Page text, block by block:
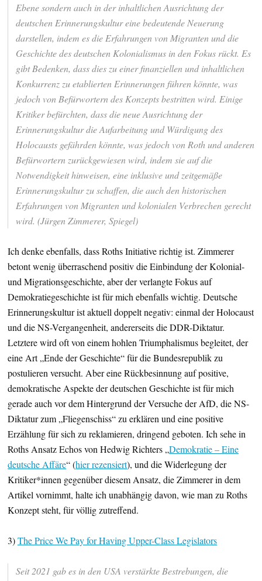
Ebene sondern auch in der inhaltlichen Ausrichtung der
deutschen Erinnerungskultur eine bedeutende Neuerung
darstellen, indem es die Erfahrungen von Migranten und die
Geschichte des deutschen Kolonialismus in den Fokus rückt. Es
gibt Bedenken, dass dies zu einer finanziellen und inhaltlichen
Konkurrenz zu etablierten Erinnerungen führen könnte, was
jedoch von Befürwortern des Konzepts bestritten wird. Einige
Kritiker befürchten, dass die neue Ausrichtung der
Erinnerungskultur die Aufarbeitung und Würdigung des
Holocausts gefährden könnte, was jedoch von Roth und anderen
Befürwortern zurückgewiesen wird, indem sie auf die
Notwendigkeit hinweisen, eine inklusive und zeitgemäße
Erinnerungskultur zu schaffen, die auch den historischen
Erfahrungen von Migranten und kolonialen Verbrechen gerecht
wird. (Jürgen Zimmerer, Spiegel)
Ich denke ebenfalls, dass Roths Initiative richtig ist. Zimmerer
betont wenig überraschend positiv die Einbindung der Kolonial-
und Migrationsgeschichte, aber der verlangte Fokus auf
Demokratiegeschichte ist für mich ebenfalls wichtig. Deutsche
Erinnerungskultur ist aktuell doppelt negativ: einmal der Holocaust
und die NS-Vergangenheit, andererseits die DDR-Diktatur.
Letztere wird oft von einem hohlen Triumphalismus begleitet, der
eine Art „Ende der Geschichte“ für die Bundesrepublik zu
postulieren versucht. Aber eine Rückbesinnung auf positive,
demokratische Aspekte der deutschen Geschichte ist für mich
gerade auch vor dem Hintergrund der Versuche der AfD, die NS-
Diktatur zum „Fliegenschiss“ zu erklären und eine positive
Erzählung für sich zu reklamieren, dringend geboten. Ich sehe in
Roths Ansatz Echos von Hedwig Richters „Demokratie – Eine
deutsche Affäre“ (hier rezensiert), und die Widerlegung der
Kritiker*innen gegenüber diesem Ansatz, die Zimmerer in dem
Artikel vornimmt, halte ich unabhängig davon, wie man zu Roths
Konzept steht, für völlig zutreffend.
3)The Price We Pay for Having Upper-Class Legislators
Seit 2021 gab es in den USA verstärkte Bestrebungen, die